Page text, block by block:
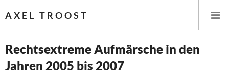
AXEL TROOST
Startseite
Rechtsextreme Aufmärsche in den
Jahren 2005 bis 2007